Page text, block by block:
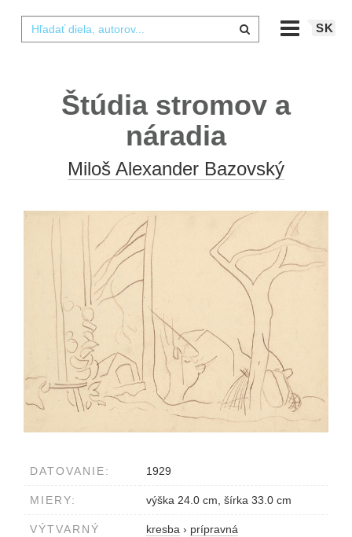
SK
Štúdia stromov a
náradia
Miloš Alexander Bazovský
DATOVANIE: 1929
MIERY: výška 24.0 cm, šírka 33.0 cm
VÝTVARNÝ
kresba › prípravná